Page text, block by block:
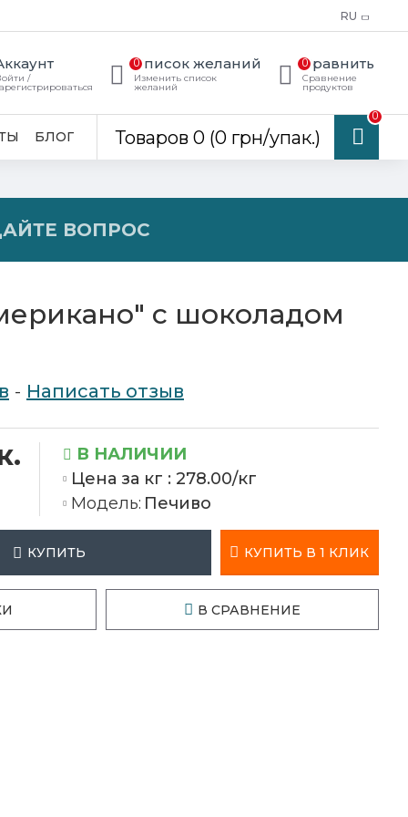
RU
/
Список желаний
Изменить список
желаний
0 Сравнить
Сравнение
продуктов
0
БЛОГ Товаров 0 (0 грн/упак.)
0
ВОПРОС
с шоколадом
- Написать отзыв
В НАЛИЧИИ
Цена за кг : 278.00/кг
Модель: Печиво
КУПИТЬ КУПИТЬ В 1 КЛИК
В СРАВНЕНИЕ